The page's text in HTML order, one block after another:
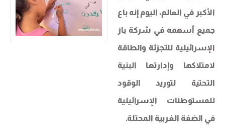
الأكبر في العالم، اليوم إنه باع
جميع أسهمه في شركة باز
الإسرائيلية للتجزئة والطاقة
لامتلاكها وإدارتها البنية
التحتية لتوريد الوقود
للمستوطنات الإسرائيلية
في الضفة الغربية المحتلة.